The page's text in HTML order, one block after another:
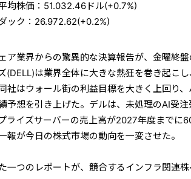
均株価：51.032.46ドル(+0.7%)
ック：26.972.62(+0.2%)
ア業界からの驚異的な決算報告が、金曜終
(DELL)は業界全体に大きな熱狂を巻き起こ
社はウォール街の利益目標を大きく上回り
予想を引き上げた。デルは、未処理のAI受
ライズサーバーの売上高が2027年度までに
報が今日の株式市場の動向を一変させた。
一つのレポートが、競合するインフラ関連